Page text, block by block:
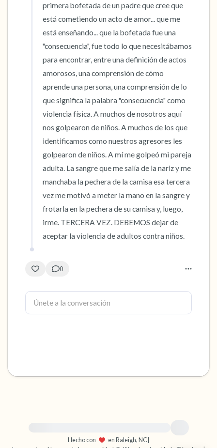
primera bofetada de un padre que cree que
está cometiendo un acto de amor... que me
está enseñando... que la bofetada fue una
"consecuencia", fue todo lo que necesitábamos
para encontrar, entre una definición de actos
amorosos, una comprensión de cómo
aprende una persona, una comprensión de lo
que significa la palabra "consecuencia" como
violencia física. A muchos de nosotros aquí
nos golpearon de niños. A muchos de los que
identificamos como nuestros agresores les
golpearon de niños. A mí me golpeó mi pareja
adulta. La sangre que me salía de la nariz y me
manchaba la pechera de la camisa esa tercera
vez me motivó a meter la mano en la sangre y
frotarla en la pechera de su camisa y, luego,
irme. TERCERA VEZ. DEBEMOS dejar de
aceptar la violencia de adultos contra niños.
0
Hecho con
en Raleigh, NC